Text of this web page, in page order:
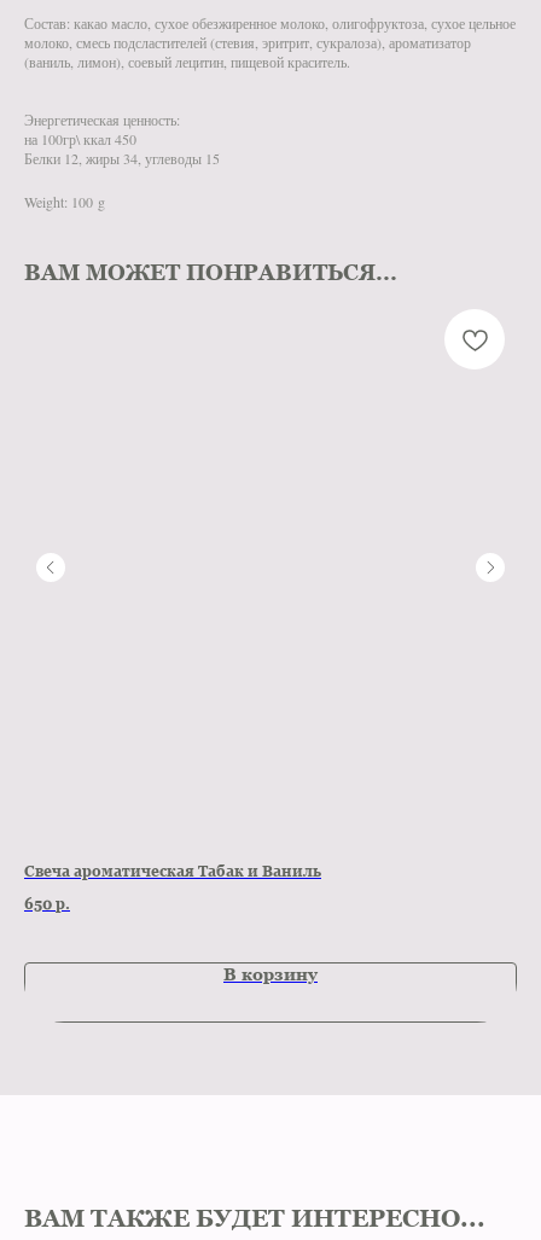
Состав: какао масло, сухое обезжиренное молоко, олигофруктоза, сухое цельное
молоко, смесь подсластителей (стевия, эритрит, сукралоза), ароматизатор
(ваниль, лимон), соевый лецитин, пищевой краситель.
Энергетическая ценность:
на 100гр\ ккал 450
Белки 12, жиры 34, углеводы 15
Weight: 100 g
ВАМ МОЖЕТ ПОНРАВИТЬСЯ...
Свеча ароматическая Табак и Ваниль
650 р.
В корзину
ВАМ ТАКЖЕ БУДЕТ ИНТЕРЕСНО...